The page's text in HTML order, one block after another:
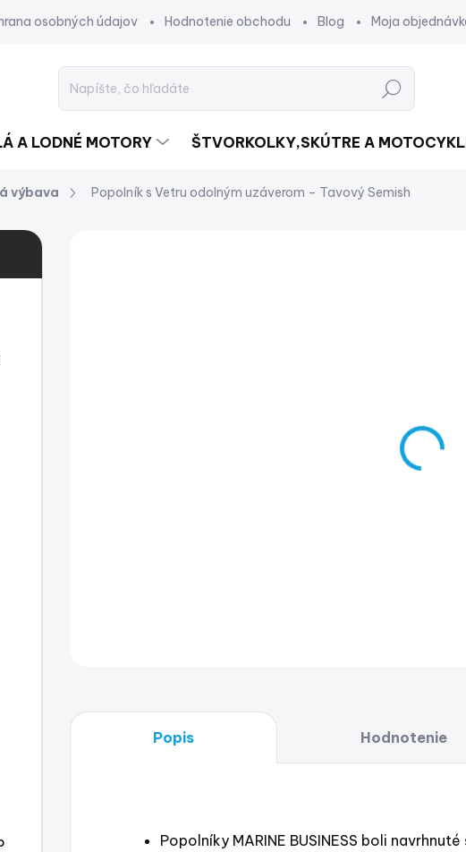
osobných údajov Hodnotenie obchodu Blog Moja
Hľadať
A LODNÉ MOTORY ŠTVORKOLKY,SKÚTRE A
výbava Popolník s Vetru odolným uzáverom – Tavový Semish
Popis Hodnotenie
Popolníky MARINE BUSINESS boli